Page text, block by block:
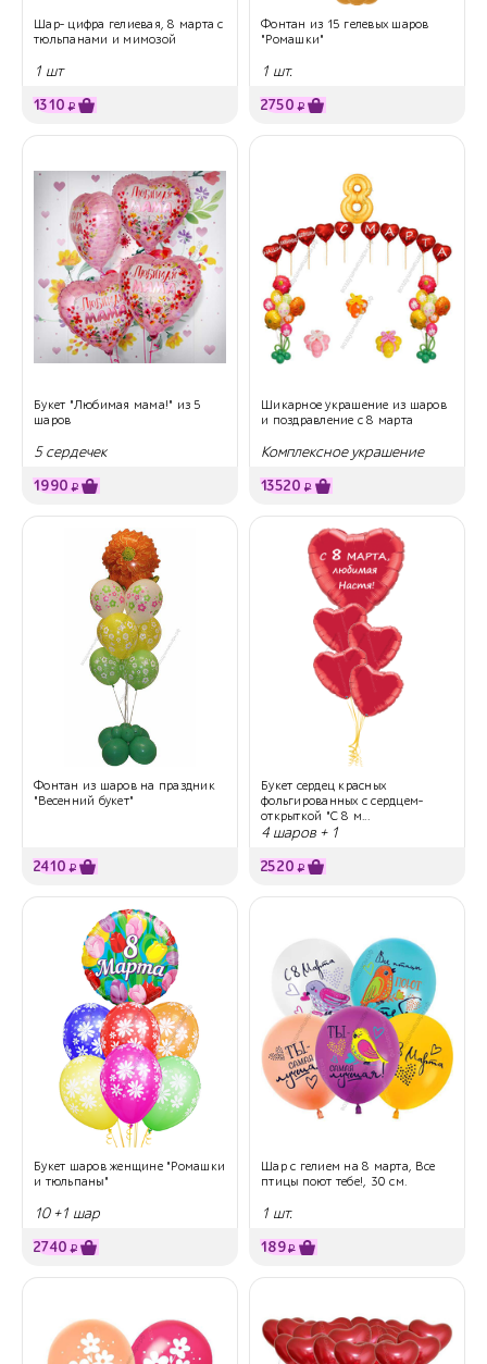
Шар- цифра гелиевая, 8 марта с
тюльпанами и мимозой
1 шт
1310 ₽
Фонтан из 15 гелевых шаров
"Ромашки"
1 шт.
2750 ₽
Букет "Любимая мама!" из 5
шаров
5 сердечек
1990 ₽
Шикарное украшение из шаров
и поздравление с 8 марта
Комплексное украшение
13520 ₽
Фонтан из шаров на праздник
"Весенний букет"
2410 ₽
Букет сердец красных
фольгированных с сердцем-
открыткой "С 8 м...
4 шаров + 1
2520 ₽
Букет шаров женщине "Ромашки
и тюльпаны"
10 +1 шар
2740 ₽
Шар с гелием на 8 марта, Все
птицы поют тебе!, 30 см.
1 шт.
189₽